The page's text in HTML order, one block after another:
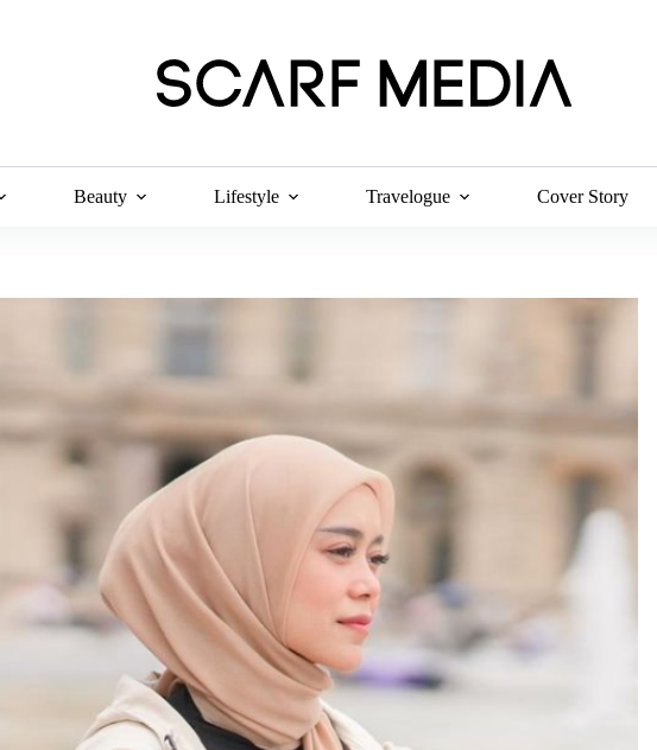
Beauty Lifestyle Travelogue Cover Story